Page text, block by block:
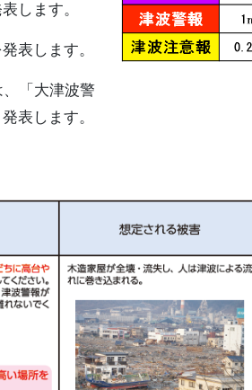
します。
表します。
「大津波警
表します。